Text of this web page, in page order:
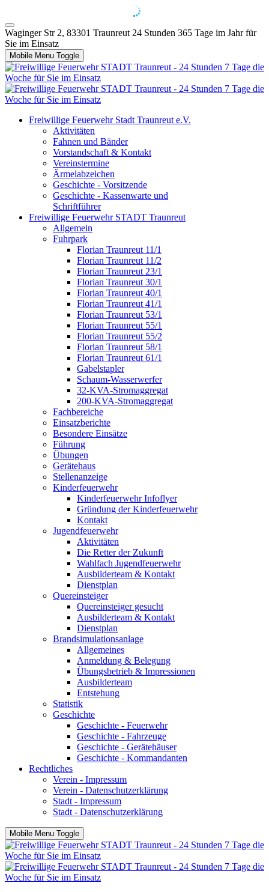
Waginger Str 2, 83301 Traunreut 24 Stunden 365 Tage im Jahr für
Sie im Einsatz
Mobile Menu Toggle
Freiwillige Feuerwehr Stadt Traunreut e.V.
Aktivitäten
Fahnen und Bänder
Vorstandschaft & Kontakt
Vereinstermine
Ärmelabzeichen
Geschichte - Vorsitzende
Geschichte - Kassenwarte und
Schriftführer
Freiwillige Feuerwehr STADT Traunreut
Allgemein
Fuhrpark
Florian Traunreut 11/1
Florian Traunreut 11/2
Florian Traunreut 23/1
Florian Traunreut 30/1
Florian Traunreut 40/1
Florian Traunreut 41/1
Florian Traunreut 53/1
Florian Traunreut 55/1
Florian Traunreut 55/2
Florian Traunreut 58/1
Florian Traunreut 61/1
Gabelstapler
Schaum-Wasserwerfer
32-KVA-Stromaggregat
200-KVA-Stromaggregat
Fachbereiche
Einsatzberichte
Besondere Einsätze
Führung
Übungen
Gerätehaus
Stellenanzeige
Kinderfeuerwehr
Kinderfeuerwehr Infoflyer
Gründung der Kinderfeuerwehr
Kontakt
Jugendfeuerwehr
Aktivitäten
Die Retter der Zukunft
Wahlfach Jugendfeuerwehr
Ausbilderteam & Kontakt
Dienstplan
Quereinsteiger
Quereinsteiger gesucht
Ausbilderteam & Kontakt
Dienstplan
Brandsimulationsanlage
Allgemeines
Anmeldung & Belegung
Übungsbetrieb & Impressionen
Ausbilderteam
Entstehung
Statistik
Geschichte
Geschichte - Feuerwehr
Geschichte - Fahrzeuge
Geschichte - Gerätehäuser
Geschichte - Kommandanten
Rechtliches
Verein - Impressum
Verein - Datenschutzerklärung
Stadt - Impressum
Stadt - Datenschutzerklärung
Mobile Menu Toggle